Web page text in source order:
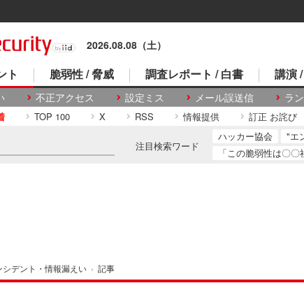
2026.08.08（土）
ト
不正アクセス 設定ミス メール誤送信 ラ
脆弱性 / 脅威 調査レポート / 白書 講演
TOP 100 X RSS 情報提供 訂正 お詫び
注目検索ワード
ハッカー協会 "エ
「この脆弱性は〇
シデント・情報漏えい › 記事